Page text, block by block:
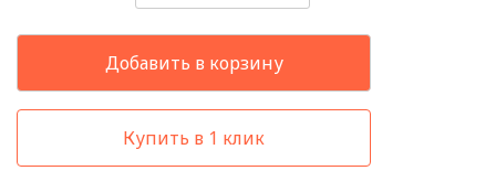
Добавить в корзину
Купить в 1 клик